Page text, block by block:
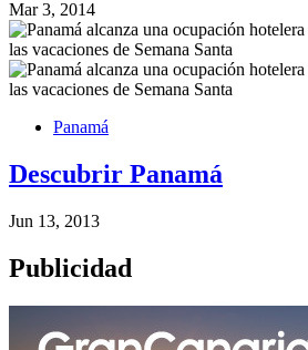
Mar 3, 2014
Panamá
Descubrir Panamá
Jun 13, 2013
Publicidad